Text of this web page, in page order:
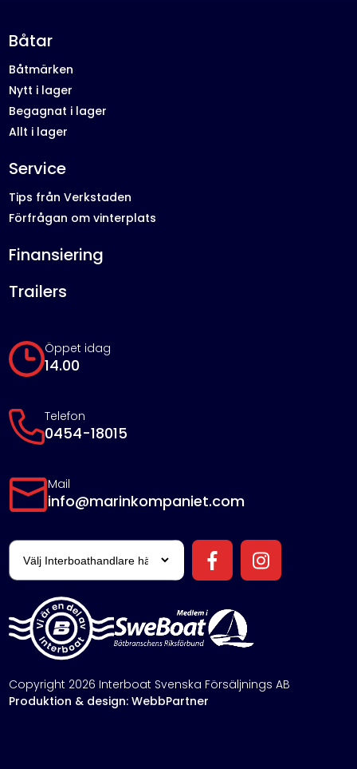
Öppet idag
14.00
Telefon
0454-18015
Mail
info@marinkompaniet.com
Båtar
Båtmärken
Nytt i lager
Begagnat i lager
Allt i lager
Service
Tips från Verkstaden
Förfrågan om vinterplats
Finansiering
Trailers
Copyright 2026 Interboat Svenska Försäljnings AB
Produktion & design: WebbPartner